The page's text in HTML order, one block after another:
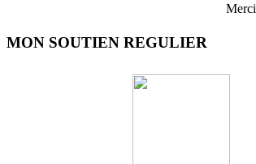
MON SOUTIEN REGULIER